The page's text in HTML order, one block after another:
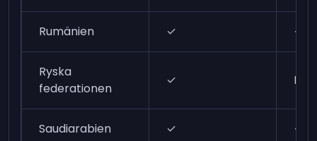
Rumänien ✓ ✓
Ryska
federationen
✓ N/A
Saudiarabien ✓ ✓